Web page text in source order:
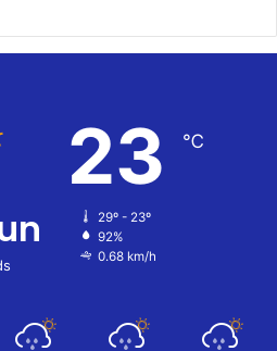
23 ℃
29º - 23º
92%
0.68 km/h